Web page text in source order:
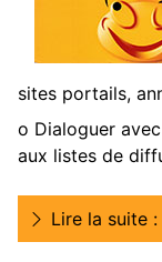
sites portails,
o Dialoguer
aux listes de
Lire la suite